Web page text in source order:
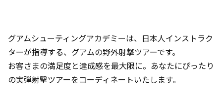
グアムシューティングアカデミーは、日本人インストラク
ターが指導する、グアムの野外射撃ツアーです。
お客さまの満足度と達成感を最大限に。あなたにぴったり
の実弾射撃ツアーをコーディネートいたします。